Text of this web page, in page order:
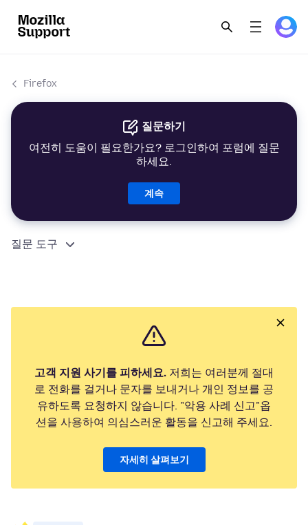
Firefox
질문하기
여전히 도움이 필요한가요? 로그인하여 포럼에 질문
하세요.
계속
질문 도구
고객 지원 사기를 피하세요. 저희는 여러분께 절대
로 전화를 걸거나 문자를 보내거나 개인 정보를 공
유하도록 요청하지 않습니다. "악용 사례 신고"옵
션을 사용하여 의심스러운 활동을 신고해 주세요.
자세히 살펴보기